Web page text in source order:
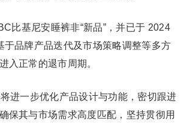
比基尼安睡裤非“新品”，并已于 2024
于品牌产品迭代及市场策略调整等多方
入正常的退市周期。
进一步优化产品设计与功能，密切跟进
保其与市场需求高度匹配，坚持贯彻用